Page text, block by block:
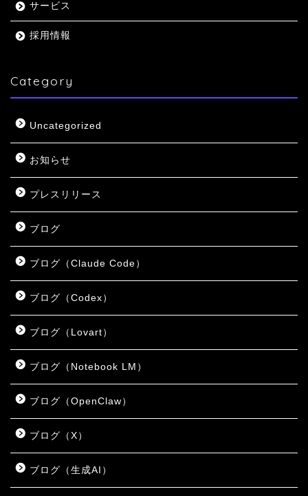
サービス
採用情報
Category
Uncategorized
お知らせ
プレスリリース
ブログ
ブログ（Claude Code）
ブログ（Codex）
ブログ（Lovart）
ブログ（Notebook LM）
ブログ（OpenClaw）
ブログ（X）
ブログ（生成AI）